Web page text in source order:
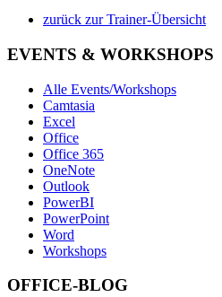
zurück zur Trainer-Übersicht
EVENTS & WORKSHOPS
Alle Events/Workshops
Camtasia
Excel
Office
Office 365
OneNote
Outlook
PowerBI
PowerPoint
Word
Workshops
OFFICE-BLOG